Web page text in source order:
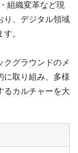
組織変革など現
り、デジタル領域
。
クグラウンドのメ
に取り組み、多様
るカルチャーを大